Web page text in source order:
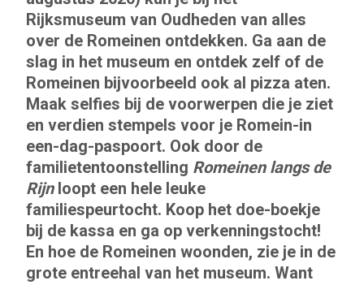
Rijksmuseum van Oudheden van alles
over de Romeinen ontdekken. Ga aan de
slag in het museum en ontdek zelf of de
Romeinen bijvoorbeeld ook al pizza aten.
Maak selfies bij de voorwerpen die je ziet
en verdien stempels voor je Romein-in
een-dag-paspoort. Ook door de
familietentoonstelling Romeinen langs de
Rijnloopt een hele leuke
familiespeurtocht. Koop het doe-boekje
bij de kassa en ga op verkenningstocht!
En hoe de Romeinen woonden, zie je in de
grote entreehal van het museum. Want